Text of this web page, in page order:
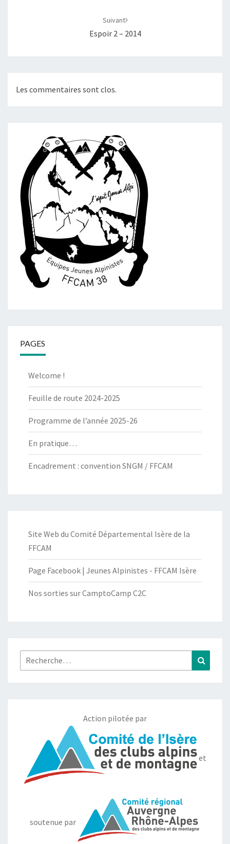
Suivant
Espoir 2 – 2014
Les commentaires sont clos.
PAGES
Welcome !
Feuille de route 2024-2025
Programme de l’année 2025-26
En pratique…
Encadrement : convention SNGM / FFCAM
Site Web du Comité Départemental Isère de la
FFCAM
Page Facebook | Jeunes Alpinistes - FFCAM Isère
Nos sorties sur CamptoCamp C2C
Rechercher :
Action pilotée par
et
soutenue par